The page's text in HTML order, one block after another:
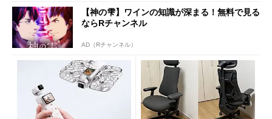
【神の雫】ワインの知識が深まる！無料で見る
ならRチャンネル
AD（Rチャンネル）